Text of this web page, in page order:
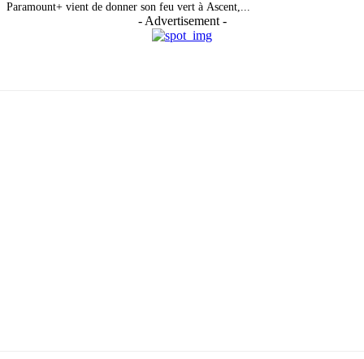
Paramount+ vient de donner son feu vert à Ascent,...
- Advertisement -